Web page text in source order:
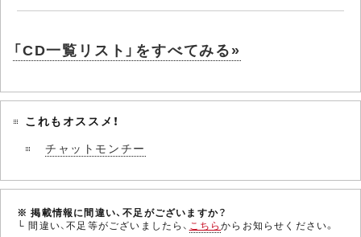
「CD一覧リスト」をすべてみる»
これもオススメ！
チャットモンチー
※ 掲載情報に間違い、不足がございますか？
└ 間違い、不足等がございましたら、 こちらからお知らせください。